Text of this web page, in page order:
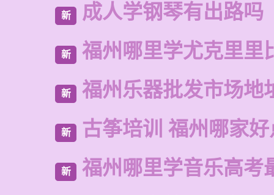
新 成人学钢琴有出路吗
新 福州哪里学尤克里里
新 福州乐器批发市场地
新 古筝培训 福州哪家好
新 福州哪里学音乐高考